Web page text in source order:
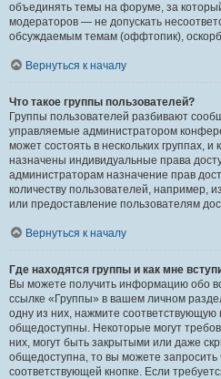
объединять темы на форуме, за
модераторов — не допускать
обсуждаемым темам (оффтопик),
Вернуться к началу
Что такое группы пользователей?
Группы пользователей разбивают
управляемые администратором
может состоять в нескольких группах, и
назначены индивидуальные права
администраторам назначение прав
количеству пользователей, например,
или предоставление пользователям
Вернуться к началу
Где находятся группы и как мне
Вы можете получить информацию обо
ссылке «Группы» в вашем личном
одну из них, нажмите соответствующую
общедоступны. Некоторые могут
них, могут быть закрытыми или даже
общедоступна, то вы можете запросить
соответствующей кнопке. Если